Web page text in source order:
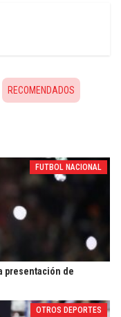
RECOMENDADOS
FUTBOL NACIONAL
presentación de
OTROS DEPORTES